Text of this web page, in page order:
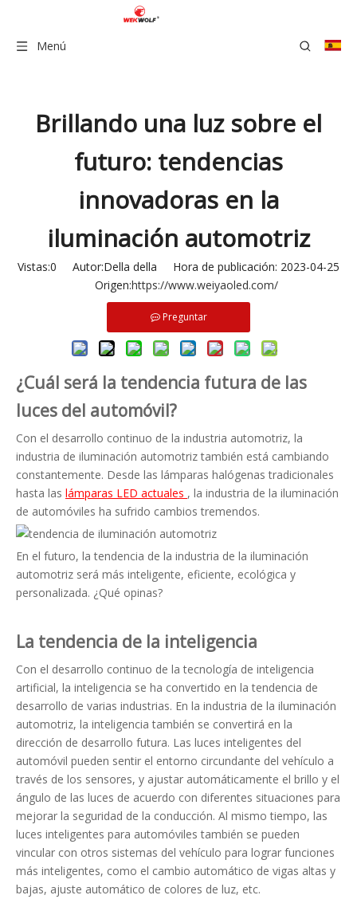
Menú
Brillando una luz sobre el
futuro: tendencias
innovadoras en la
iluminación automotriz
Vistas:0 Autor:Della della Hora de publicación: 2023-04-25
Origen:https://www.weiyaoled.com/
Preguntar
¿Cuál será la tendencia futura de las
luces del automóvil?
Con el desarrollo continuo de la industria automotriz, la
industria de iluminación automotriz también está cambiando
constantemente. Desde las lámparas halógenas tradicionales
hasta las lámparas LED actuales , la industria de la iluminación
de automóviles ha sufrido cambios tremendos.
En el futuro, la tendencia de la industria de la iluminación
automotriz será más inteligente, eficiente, ecológica y
personalizada. ¿Qué opinas?
La tendencia de la inteligencia
Con el desarrollo continuo de la tecnología de inteligencia
artificial, la inteligencia se ha convertido en la tendencia de
desarrollo de varias industrias. En la industria de la iluminación
automotriz, la inteligencia también se convertirá en la
dirección de desarrollo futura. Las luces inteligentes del
automóvil pueden sentir el entorno circundante del vehículo a
través de los sensores, y ajustar automáticamente el brillo y el
ángulo de las luces de acuerdo con diferentes situaciones para
mejorar la seguridad de la conducción. Al mismo tiempo, las
luces inteligentes para automóviles también se pueden
vincular con otros sistemas del vehículo para lograr funciones
más inteligentes, como el cambio automático de vigas altas y
bajas, ajuste automático de colores de luz, etc.